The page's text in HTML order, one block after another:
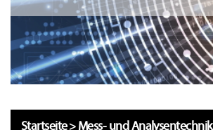
Startseite>Mess- und Analysentechnik